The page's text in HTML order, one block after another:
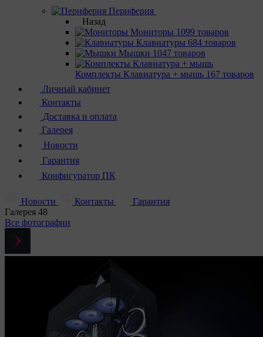
Периферия
Назад
Мониторы 1099 товаров
Клавиатуры 684 товаров
Мышки 1047 товаров
Комплекты Клавиатура + мышь 167 товаров
Личный кабинет
Контакты
Доставка и оплата
Галерея
Новости
Гарантия
Конфигуратор ПК
Новости Контакты
Гарантия
Галерея 48
Все фотографии